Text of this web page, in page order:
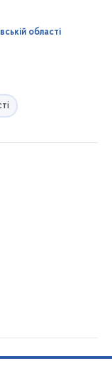
області